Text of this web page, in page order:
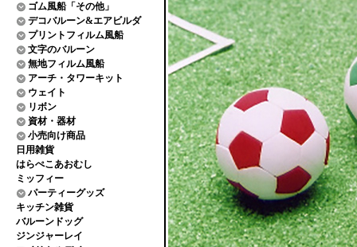
ゴム風船「その他」
デコバルーン&エアビルダ
プリントフィルム風船
文字のバルーン
無地フィルム風船
アーチ・タワーキット
ウェイト
リボン
資材・器材
小売向け商品
日用雑貨
はらぺこあおむし
ミッフィー
パーティーグッズ
キッチン雑貨
バルーンドッグ
ジンジャーレイ